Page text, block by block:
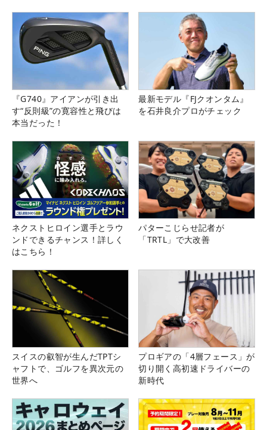
『G740』アイアンが引き出
す“反則級”の寛容性と飛びは
本当だった！
最新モデル『FJクオンタム』
を石井良介プロがチェック
ネクストヒロイン選手とラウ
ンドできるチャンス！詳しく
はこちら！
パターこじらせ記者が
「TRTL」で大改善
スイスの叡智が生んだTPTシ
ャフトで、ゴルフを異次元の
世界へ
プロギアの「4層フェース」が
切り開く高初速ドライバーの
新時代